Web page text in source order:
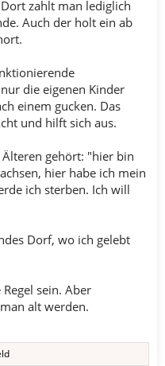
zahlt man lediglich
Auch der holt ein ab
die eigenen Kinder
einem gucken. Das
und hilft sich aus.
gehört: "hier bin
hier habe ich mein
ich sterben. Ich will
Dorf, wo ich gelebt
sein. Aber
alt werden.